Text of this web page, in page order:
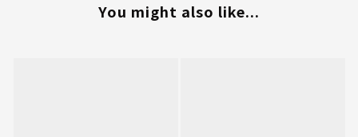
You might also like...